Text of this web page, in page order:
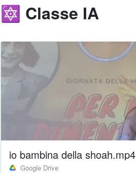
🔯 Classe IA
io bambina della shoah.mp4
Google Drive